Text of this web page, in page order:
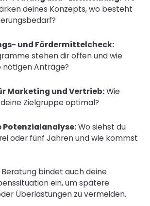
deines Konzepts, wo besteht
und Fördermittelcheck:
stehen dir offen und wie
nötigen Anträge?
Marketing und Vertrieb:Wie
Zielgruppe optimal?
Potenzialanalyse:Wo siehst du
oder fünf Jahren und wie kommst
bindet auch deine
ein, um spätere
Überlastungen zu vermeiden.